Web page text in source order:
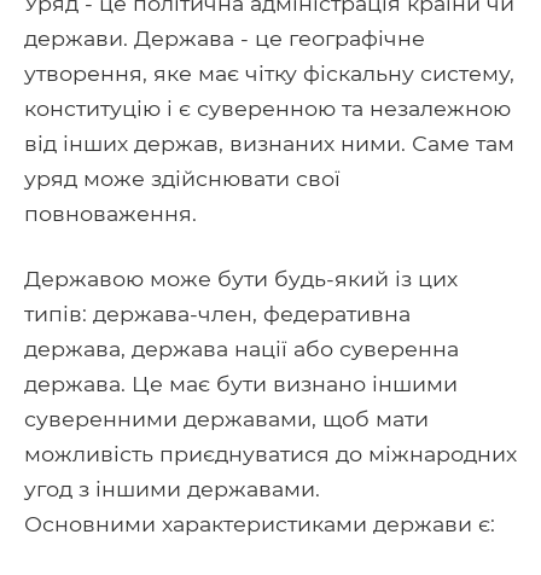
держави. Держава - це географічне
утворення, яке має чітку фіскальну систему,
конституцію і є суверенною та незалежною
від інших держав, визнаних ними. Саме там
уряд може здійснювати свої
повноваження.
Державою може бути будь-який із цих
типів: держава-член, федеративна
держава, держава нації або суверенна
держава. Це має бути визнано іншими
суверенними державами, щоб мати
можливість приєднуватися до міжнародних
угод з іншими державами.
Основними характеристиками держави є: